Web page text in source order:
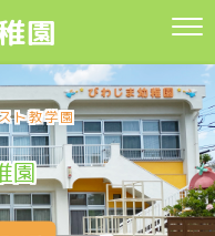
園
ト教学園
園